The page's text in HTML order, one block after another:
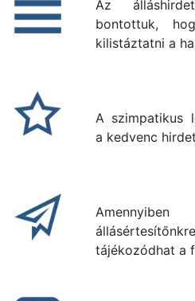
Az
bontottuk,
kilistáztatni a
A szimpatikus
a kedvenc
tájékozódhat a